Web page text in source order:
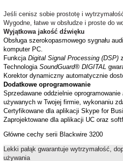
Jeśli cenisz sobie prostotę i
Wygodne, łatwe w obsłudze i proste do
Wyjątkowa jakość dźwięku
Obsługa szerokopasmowego sygnału
komputer PC.
Funkcja Digital Signal Processing (DSP)
Technologia SoundGuard® DIGITAL
Korektor dynamiczny automatycznie
Dodatkowe oprogramowanie
Sprzedawane oddzielnie oprogramowanie
używanych w Twojej firmie, wykonaniu
Certyfikowane dla aplikacji Skype for
Zaprojektowane dla aplikacji UC oraz
Główne cechy serii Blackwire 3200
Lekki pałąk gwarantuje wytrzymałość,
używania